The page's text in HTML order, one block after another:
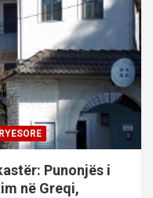
Punonjës i
në Greqi,